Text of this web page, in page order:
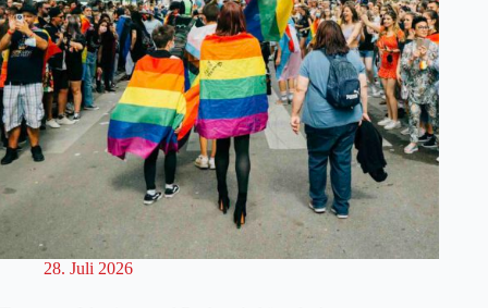
28. Juli 2026